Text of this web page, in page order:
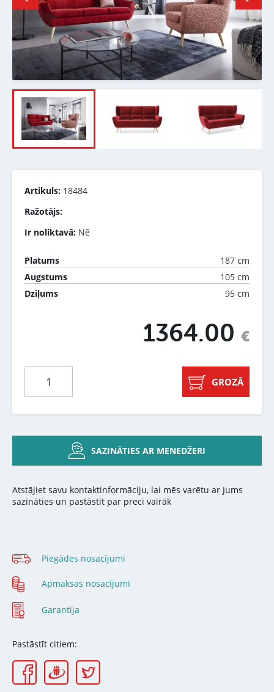
Artikuls: 18484
Ražotājs:
Ir noliktavā: Nē
Platums
187 cm
Augstums
105 cm
Dziļums
95 cm
1364.00 €
GROZĀ
SAZINĀTIES AR MENEDŽERI
Atstājiet savu kontaktinformāciju, lai mēs varētu ar Jums
sazināties un pastāstīt par preci vairāk
Piegādes nosacījumi
Apmaksas nosacījumi
Garantija
Pastāstīt citiem: